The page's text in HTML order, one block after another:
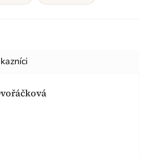
obchodu je 5 z 5 hvězdiček.
obchodu je 5 z 5 hvězdiček.